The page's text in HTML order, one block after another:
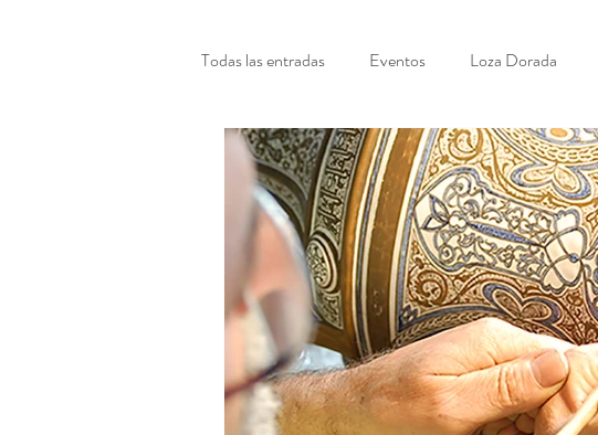
Todas las entradas Eventos Loza Dorada